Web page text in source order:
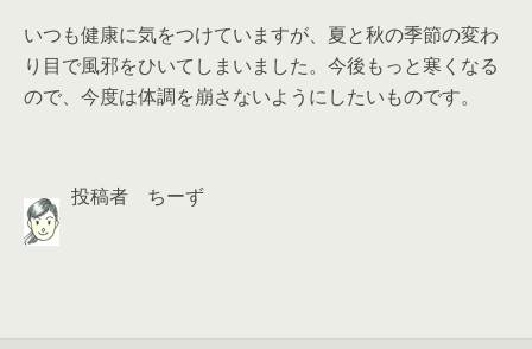
いつも健康に気をつけていますが、夏と秋の季節の変わ
り目で風邪をひいてしまいました。今後もっと寒くなる
ので、今度は体調を崩さないようにしたいものです。
投稿者 ちーず